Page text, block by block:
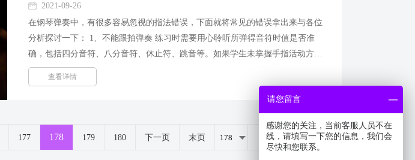
2021-09-26
在钢琴弹奏中，有很多容易忽视的指法错误，下面就将常见的错误拿出来与各位
分析探讨一下： 1、不能跟拍弹奏 练习时需要用心聆听所弹得音符时值是否准
确，包括四分音符、八分音符、休止符、跳音等。如果学生未掌握手指活动方
法，还要顾及节奏的变换，就会有顾此失彼的感觉。在这种情况下，可以暂不理
会节奏，单纯做四个手指保留...
查看详情
177 178 179 180 下一页 末页 共 264页1319条
请您留言
感谢您的关注，当前客服人员不在
线，请填写一下您的信息，我们会
尽快和您联系。